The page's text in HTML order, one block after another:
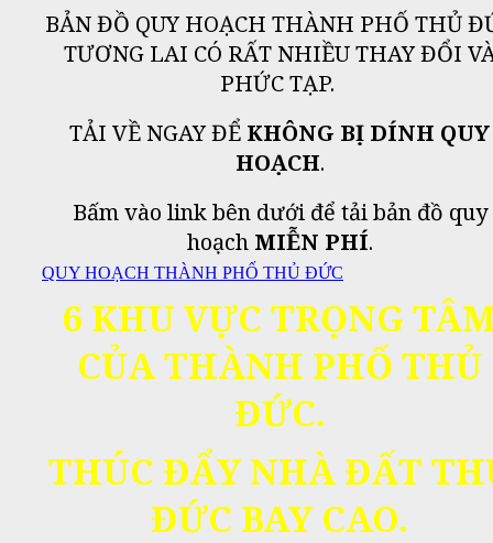
BẢN ĐỒ QUY HOẠCH THÀNH PHỐ THỦ
TƯƠNG LAI CÓ RẤT NHIỀU THAY ĐỔI
PHỨC TẠP.
TẢI VỀ NGAY ĐỂ KHÔNG BỊ DÍNH QUY
HOẠCH.
Bấm vào link bên dưới để tải bản đồ quy
hoạch MIỄN PHÍ.
QUY HOẠCH THÀNH PHỐ THỦ ĐỨC
6 KHU VỰC TRỌNG
CỦA THÀNH PHỐ THỦ
ĐỨC.
THÚC ĐẨY NHÀ ĐẤT
ĐỨC BAY CAO.